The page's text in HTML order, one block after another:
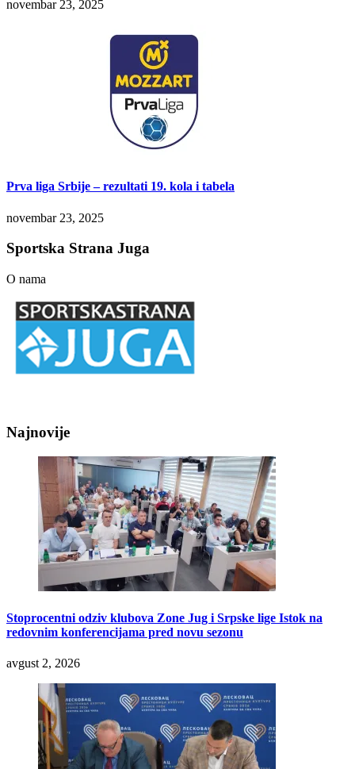
novembar 23, 2025
Prva liga Srbije – rezultati 19. kola i tabela
novembar 23, 2025
Sportska Strana Juga
O nama
Najnovije
Stoprocentni odziv klubova Zone Jug i Srpske lige Istok na
redovnim konferencijama pred novu sezonu
avgust 2, 2026